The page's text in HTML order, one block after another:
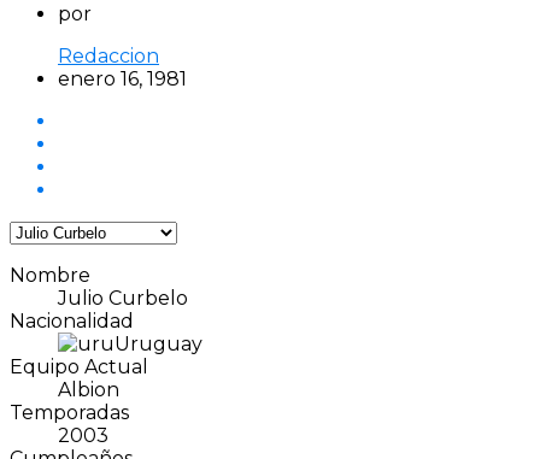
por
Redaccion
enero 16, 1981
Nombre
Julio Curbelo
Nacionalidad
Uruguay
Equipo Actual
Albion
Temporadas
2003